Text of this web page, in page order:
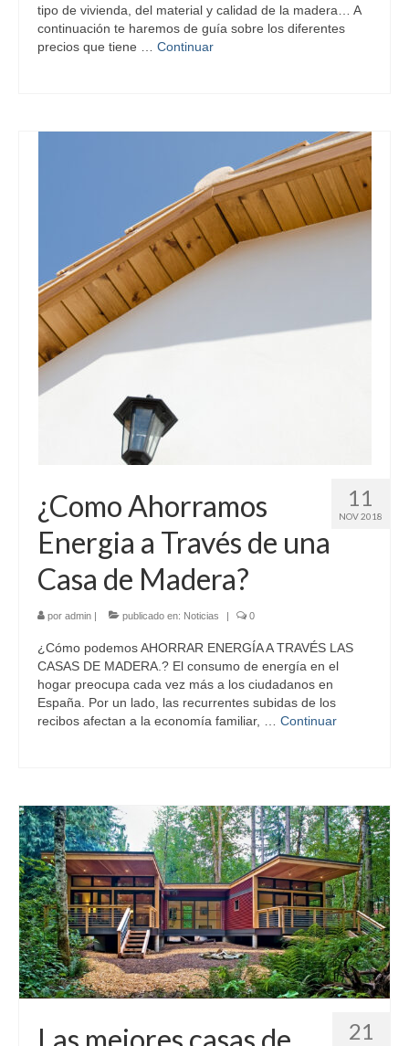
tipo de vivienda, del material y calidad de la madera… A
continuación te haremos de guía sobre los diferentes
precios que tiene … Continuar
11
NOV 2018
¿Como Ahorramos
Energia a Través de una
Casa de Madera?
por admin | publicado en: Noticias | 0
¿Cómo podemos AHORRAR ENERGÍA A TRAVÉS LAS
CASAS DE MADERA.? El consumo de energía en el
hogar preocupa cada vez más a los ciudadanos en
España. Por un lado, las recurrentes subidas de los
recibos afectan a la economía familiar, … Continuar
21